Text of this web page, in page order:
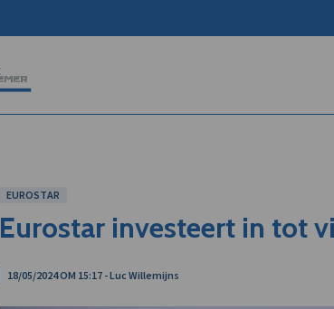
EUROSTAR
Eurostar investeert in tot
18/05/2024 OM 15:17 - Luc Willemijns